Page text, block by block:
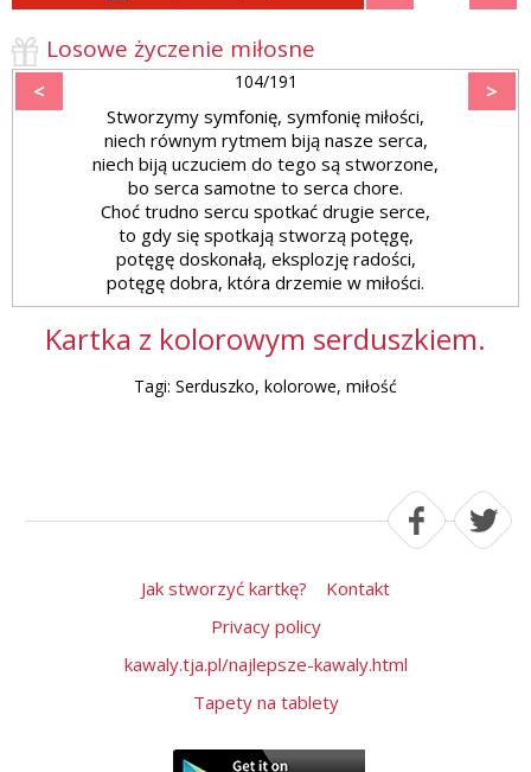
Losowe życzenie miłosne
< 104/191 >
Stworzymy symfonię, symfonię miłości,
niech równym rytmem biją nasze serca,
niech biją uczuciem do tego są stworzone,
bo serca samotne to serca chore.
Choć trudno sercu spotkać drugie serce,
to gdy się spotkają stworzą potęgę,
potęgę doskonałą, eksplozję radości,
potęgę dobra, która drzemie w miłości.
Kartka z kolorowym serduszkiem.
Tagi: Serduszko, kolorowe, miłość
Jak stworzyć kartkę?
Kontakt
Privacy policy
kawaly.tja.pl/najlepsze-kawaly.html
Tapety na tablety